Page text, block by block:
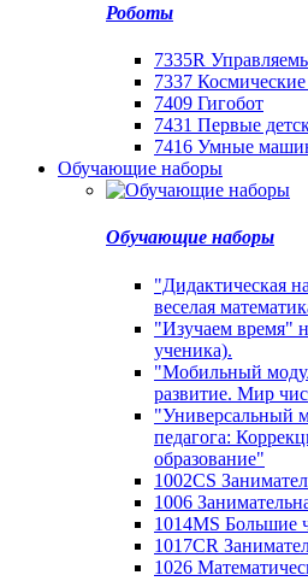
Роботы
7335R
7337
7409 Гигобот
7431 Первые
7416 Умные
Обучающие наборы
Обучающие наборы
"Дидактическая
веселая
"Изучаем время"
ученика).
"Мобильный
развитие. Мир
"Универсальный
педагога:
образование"
1002CS
1006
1014MS Большие
1017CR
1026